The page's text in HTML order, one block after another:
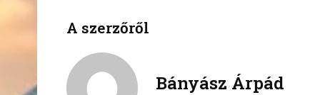
o
c
i
A szerzőről
Bányász Árpád